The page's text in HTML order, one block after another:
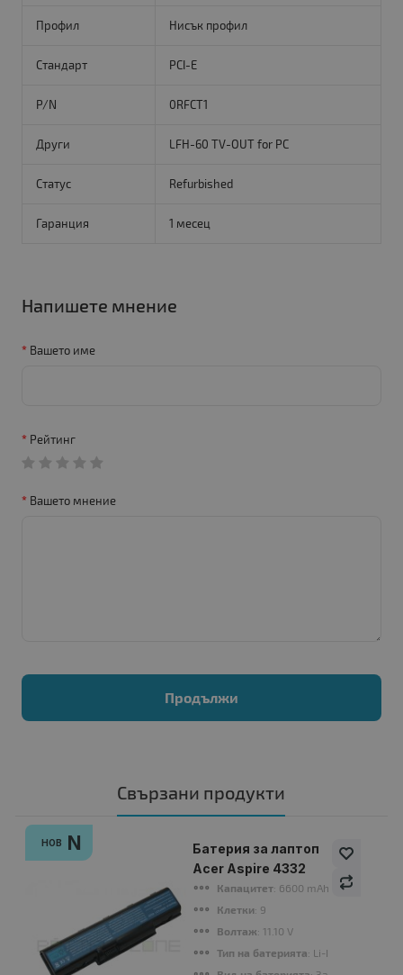
Профил Нисък профил
Стандарт PCI-E
P/N 0RFCT1
Други LFH-60 TV-OUT for PC
Статус Refurbished
Гаранция 1 месец
Напишете мнение
Вашето име
Рейтинг
Вашето мнение
Продължи
Свързани продукти
НОВ N
Батерия за лаптоп
Acer Aspire 4332
Капацитет: 6600 mAh
Клетки: 9
Волтаж: 11.10 V
Тип на батерията: Li-Ion